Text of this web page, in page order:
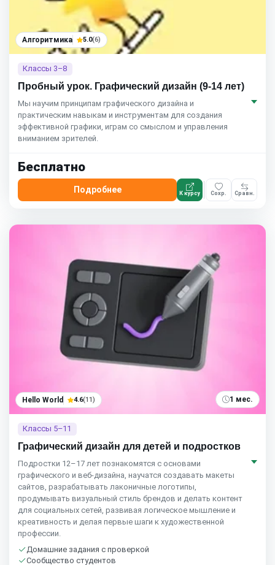
Алгоритмика 5.0(6)
Классы 3–8
Пробный урок. Графический дизайн (9-14 лет)
Мы научим принципам графического дизайна и
практическим навыкам и инструментам для создания
эффективной графики, играм со смыслом и управления
вниманием зрителей.
Бесплатно
Подробнее К курсу Сохр. Сравн.
Hello World 4.6(11) 1 мес.
Классы 5–11
Графический дизайн для детей и подростков
Подростки 12–17 лет познакомятся с основами
графического и веб-дизайна, научатся создавать макеты
сайтов, разрабатывать лаконичные логотипы,
продумывать визуальный стиль брендов и делать контент
для социальных сетей, развивая логическое мышление и
креативность и делая первые шаги к художественной
профессии.
Домашние задания с проверкой
Сообщество студентов